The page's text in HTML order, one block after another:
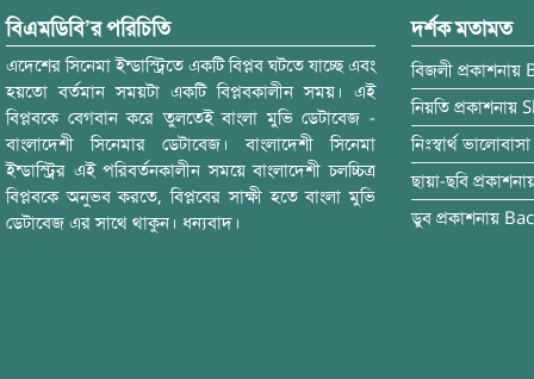
বিএমডিবি’র পরিচিতি
এদেশের সিনেমা ইন্ডাস্ট্রিতে একটি বিপ্লব ঘটতে যাচ্ছে এবং
হয়তো বর্তমান সময়টা একটি বিপ্লবকালীন সময়। এই
বিপ্লবকে বেগবান করে তুলতেই বাংলা মুভি ডেটাবেজ -
বাংলাদেশী সিনেমার ডেটাবেজ। বাংলাদেশী সিনেমা
ইন্ডাস্ট্রির এই পরিবর্তনকালীন সময়ে বাংলাদেশী চলচ্চিত্র
বিপ্লবকে অনুভব করতে, বিপ্লবের সাক্ষী হতে বাংলা মুভি
ডেটাবেজ এর সাথে থাকুন। ধন্যবাদ।
দর্শক মতামত
বিজলী প্রকাশনায়
নিয়তি প্রকাশনায়
নিঃস্বার্থ ভালোবাসা
ছায়া-ছবি
ডুব প্রকাশনায়